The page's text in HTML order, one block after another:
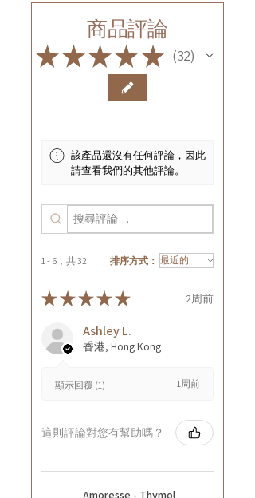
商品評論
★★★★★ 32
32
該產品還沒有任何評論，因此
請查看我們的其他評論。
1 - 6，共 32 排序方式：
★★★★★ 2周前
Ashley L.
香港, Hong Kong
顯示回覆 (1) 1周前
這則評論對您有幫助嗎？
Amoresse - Thymol